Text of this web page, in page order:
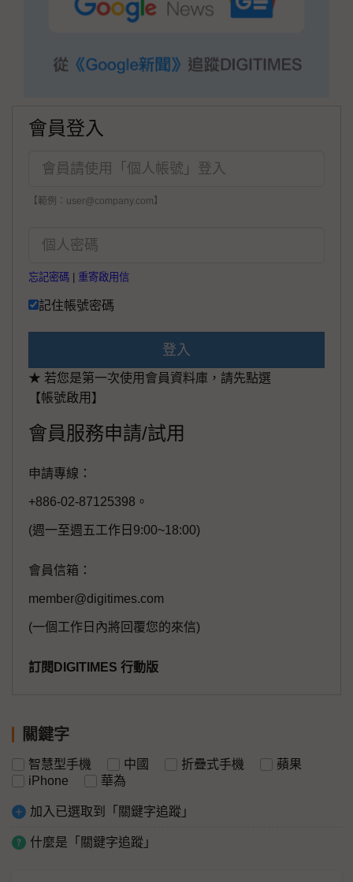
會員登入
【範例：user@company.com】
忘記密碼 重寄啟用信
記住帳號密碼
登入
★ 若您是第一次使用會員資料庫，請先點選
【帳號啟用】
會員服務申請/試用
申請專線：
+886-02-87125398。
(週一至週五工作日9:00~18:00)
會員信箱：
member@digitimes.com
(一個工作日內將回覆您的來信)
訂閱DIGITIMES 行動版
關鍵字
智慧型手機 中國 折疊式手機
蘋果
iPhone
華為
加入已選取到「關鍵字追蹤」
什麼是「關鍵字追蹤」